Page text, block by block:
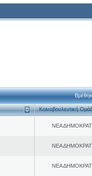
Κοινοβουλευτική
ΝΕΑ
ΝΕΑ
ΝΕΑ